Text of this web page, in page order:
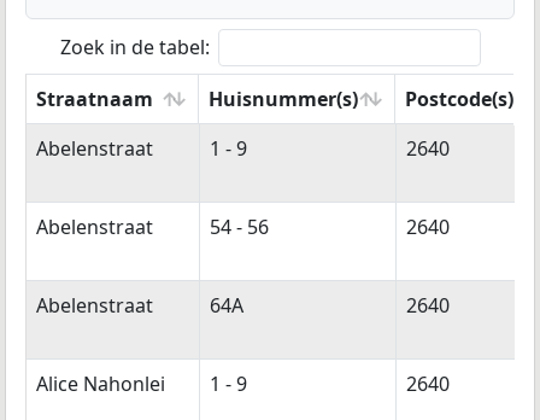
Zoek in de tabel:
Straatnaam
Huisnummer(s)
Postcode(s)
Straatnaam
Huisnummer(s) Postcode(s)
Abelenstraat 1 - 9 2640
Abelenstraat 54 - 56 2640
Abelenstraat 64A 2640
Alice Nahonlei 1 - 9 2640